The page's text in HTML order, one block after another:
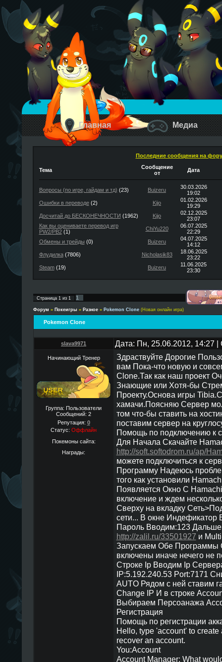
Главная Медиа
Последние сообщения на
Тема
Сообщение
от
Дата
Вопросы (по игре, гайдам и тд) (23) Buizeru
30.03.2026
19:02
Ошибки в переводе(2) Kijo
01.02.2026
19:29
Досчитай до БЕСКОНЕЧНОСТИ (1962) Kijo
02.12.2025
23:07
Как вы оцениваете перевод игр
PW2/PB2(1) ChiYu220
06.07.2025
22:29
Обмены и трейды (0) Buizeru
04.07.2025
14:12
Флудилка(7806) Nicholasik83
18.06.2025
23:22
Steam(19) Buizeru
11.06.2025
23:30
Страница 1из 1 1
Форум » Покеигры » Разное » Pokemon Clone (Новая онлайн игра)
Pokemon Clone
slava9971 Дата: Пн, 25.06.2012, 14:27
Начинающий Тренер
Группа: Пользователи
Сообщений: 2
Репутация: 0
Статус: Оффлайн
Покемоны сайта:
Награды:
Здраствуйте Дорогие
вам Пока-что новую и
Clone.Так как наш проект
Знающие или Хотя-бы
Проекту.Основа игры
хамачи.Поясняю Сервер
том что-бы ставить на
поставим сервер на
Помощь по подключению к
Для Начала Скачайте
http://soft.softodrom.ru/ap/
можете подключиться к
Программу Надеюсь
того как установили
Появляется Окно С
включение и ждем
Сверху на вкладку
сети... В окне Индефикатор
Пароль Вводим:123
http://zalil.ru/33501927 и
Запускаем Обе Программы
включены иначе нечего не
Строке Ip Вводим Ip
IP:5.192.240.53 Port:7171
AUTO Рядом с ней ставим
Change IP И в строке
Выбираем Персоанажа
Регистрация
Помощь по регистрации
Hello, type 'account' to
recover an account.
You:Account
Account Manager: What